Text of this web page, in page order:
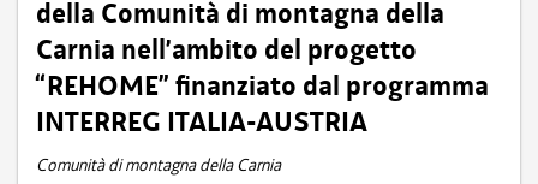
della Comunità di montagna della
Carnia nell’ambito del progetto
“REHOME” finanziato dal programma
INTERREG ITALIA-AUSTRIA
Comunità di montagna della Carnia